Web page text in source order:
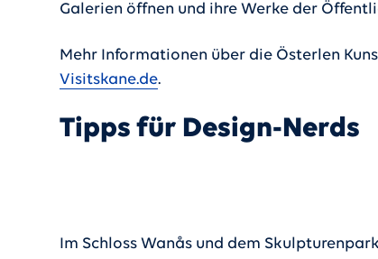
Galerien öffnen und ihre Werke der
Mehr Informationen über die Österlen
Visitskane.de.
Tipps für Design-Nerds
Im Schloss Wanås und dem